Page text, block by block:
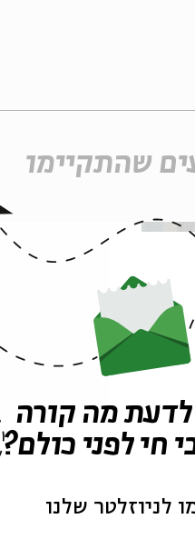
שהתקיימו
עם ד"ר אורית
לדעת מה קורה
חי לפני כולם?
לניוזלטר שלנו